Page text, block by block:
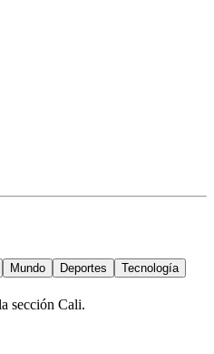
Mundo Deportes
Tecnología
sección Cali.